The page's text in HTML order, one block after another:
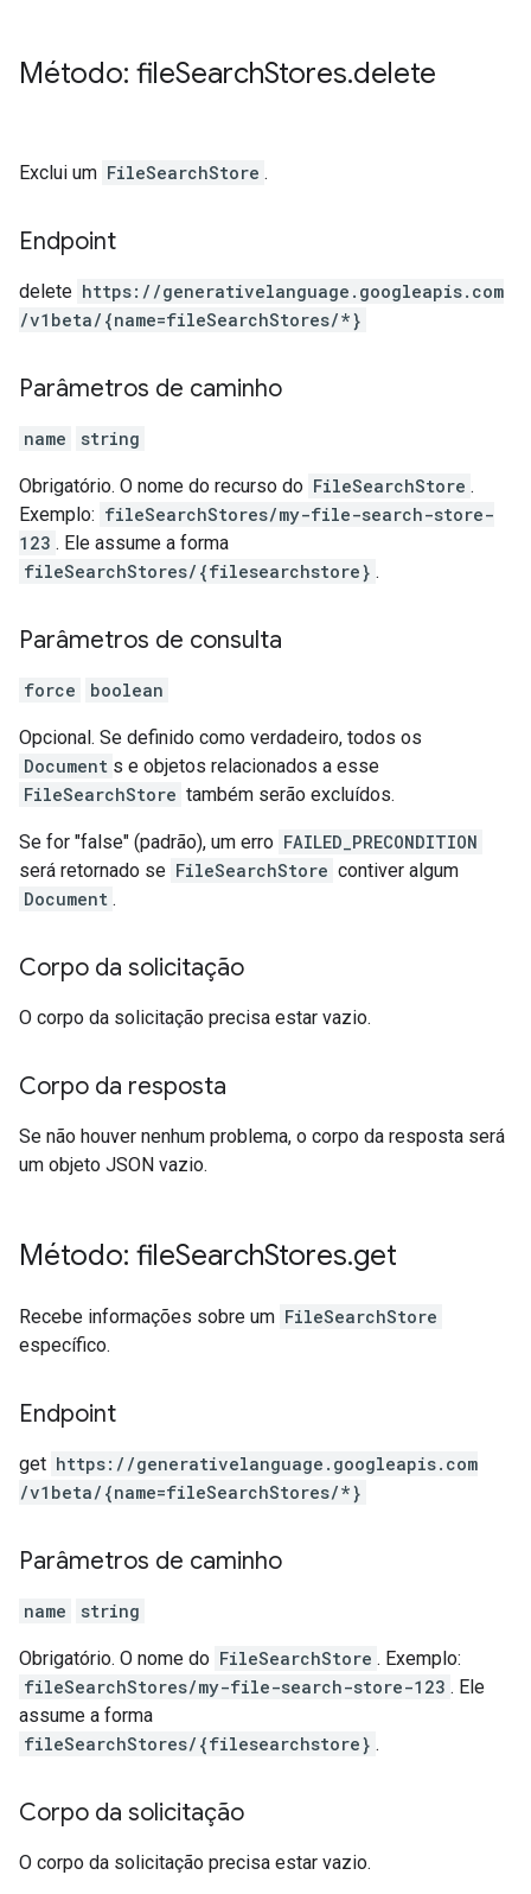
Método: fileSearchStores.delete
Exclui um FileSearchStore .
Endpoint
delete https: / /generativelanguage.googleapis.com
/v1beta/{name=fileSearchStores/*}
Parâmetros de caminho
name string
Obrigatório. O nome do recurso do FileSearchStore .
Exemplo: fileSearchStores/my-file-search-store-
123 . Ele assume a forma
fileSearchStores/{filesearchstore} .
Parâmetros de consulta
force boolean
Opcional. Se definido como verdadeiro, todos os
Document s e objetos relacionados a esse
FileSearchStore também serão excluídos.
Se for "false" (padrão), um erro FAILED_PRECONDITION
será retornado se FileSearchStore contiver algum
Document .
Corpo da solicitação
O corpo da solicitação precisa estar vazio.
Corpo da resposta
Se não houver nenhum problema, o corpo da resposta será
um objeto JSON vazio.
Método: fileSearchStores.get
Recebe informações sobre um FileSearchStore
específico.
Endpoint
get https: / /generativelanguage.googleapis.com
/v1beta/{name=fileSearchStores/*}
Parâmetros de caminho
name string
Obrigatório. O nome do FileSearchStore . Exemplo:
fileSearchStores/my-file-search-store-123 . Ele
assume a forma
fileSearchStores/{filesearchstore} .
Corpo da solicitação
O corpo da solicitação precisa estar vazio.